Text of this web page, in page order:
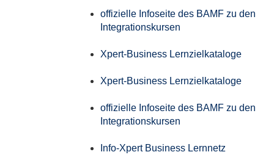
offizielle Infoseite des BAMF zu den
Integrationskursen
Xpert-Business Lernzielkataloge
Xpert-Business Lernzielkataloge
offizielle Infoseite des BAMF zu den
Integrationskursen
Info-Xpert Business Lernnetz